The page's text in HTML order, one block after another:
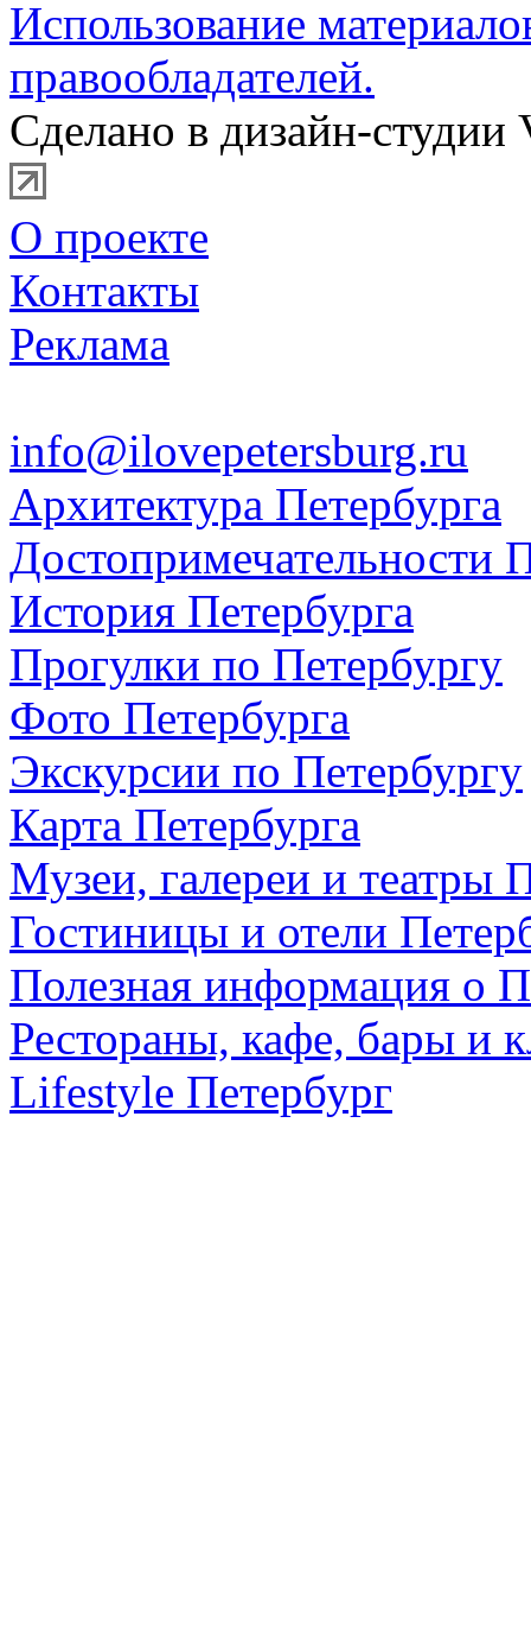
Использование
правообладателей.
Сделано в дизайн-студии
О проекте
Контакты
Реклама
info@ilovepetersburg.ru
Архитектура Петербурга
Достопримечательности
История Петербурга
Прогулки по Петербургу
Фото Петербурга
Экскурсии по Петербургу
Карта Петербурга
Музеи, галереи и театры
Гостиницы и отели
Полезная информация о
Рестораны, кафе, бары и
Lifestyle Петербург